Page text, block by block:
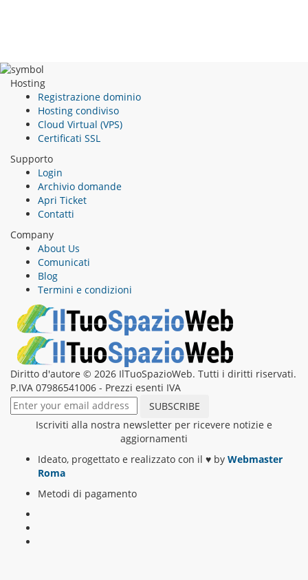
Hosting
Registrazione dominio
Hosting condiviso
Cloud Virtual (VPS)
Certificati SSL
Supporto
Login
Archivio domande
Apri Ticket
Contatti
Company
About Us
Comunicati
Blog
Termini e condizioni
Diritto d'autore © 2026 IlTuoSpazioWeb. Tutti i diritti riservati.
P.IVA 07986541006 - Prezzi esenti IVA
Iscriviti alla nostra newsletter per ricevere notizie e
aggiornamenti
Ideato, progettato e realizzato con il ♥ by Webmaster
Roma
Metodi di pagamento